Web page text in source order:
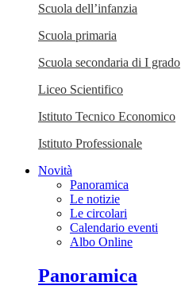
Scuola dell’infanzia
Scuola primaria
Scuola secondaria di I grado
Liceo Scientifico
Istituto Tecnico Economico
Istituto Professionale
Novità
Panoramica
Le notizie
Le circolari
Calendario eventi
Albo Online
Panoramica